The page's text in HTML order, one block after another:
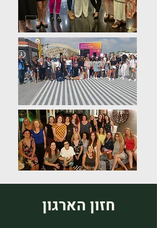
חזון הארגון